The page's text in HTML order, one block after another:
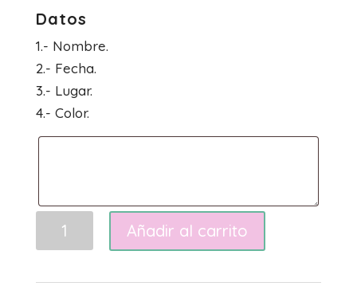
Datos
1.- Nombre.
2.- Fecha.
3.- Lugar.
4.- Color.
Comunión
Añadir al carrito